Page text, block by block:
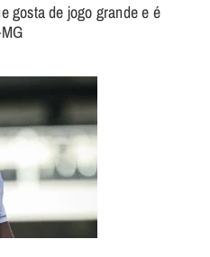
gosta de jogo grande e é